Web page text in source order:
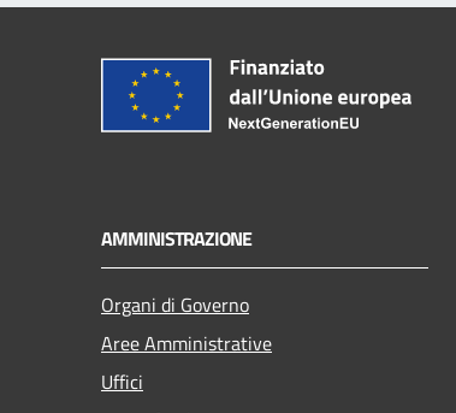
AMMINISTRAZIONE
Organi di Governo
Aree Amministrative
Uffici